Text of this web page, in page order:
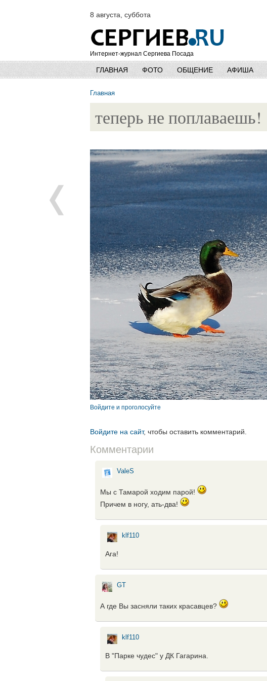
8 августа, суббота
Интернет-журнал Сергиева Посада
ГЛАВНАЯ ФОТО ОБЩЕНИЕ АФИША
Главная
теперь не поплаваешь!
Войдите и проголосуйте
Войдите на сайт, чтобы оставить комментарий.
Комментарии
ValeS
Мы с Тамарой ходим парой!
Причем в ногу, ать-два!
klf110
Ага!
GT
А где Вы засняли таких красавцев?
klf110
В "Парке чудес" у ДК Гагарина.